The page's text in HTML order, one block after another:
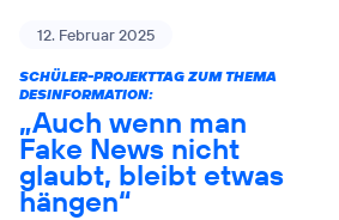
12. Februar 2025
SCHÜLER-PROJEKTTAG ZUM THEMA
DESINFORMATION:
„Auch wenn man
Fake News nicht
glaubt, bleibt etwas
hängen“